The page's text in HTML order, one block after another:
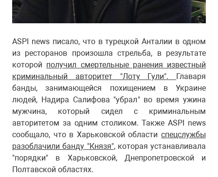
ASPI news писало, что в турецкой Анталии в одном
из ресторанов произошла стрельба, в результате
которой получил смертельные ранения известный
криминальный авторитет "Лоту Гули". Главаря
банды, занимающейся похищением в Украине
людей, Надира Салифова "убрал" во время ужина
мужчина, который сидел с криминальным
авторитетом за одним столиком. Также ASPI news
сообщало, что в Харьковской области спецслужбы
разоблачили банду "Князя", которая устанавливала
"порядки" в Харьковской, Днепропетровской и
Полтавской областях.